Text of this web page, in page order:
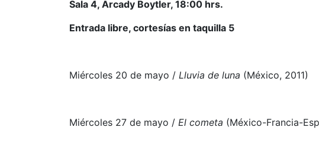
Sala 4, Arcady Boytler, 18:00 hrs.
Entrada libre, cortesías en taquilla 5
Miércoles 20 de mayo / Lluvia de luna (México, 2011)
Miércoles 27 de mayo / El cometa (México-Francia-